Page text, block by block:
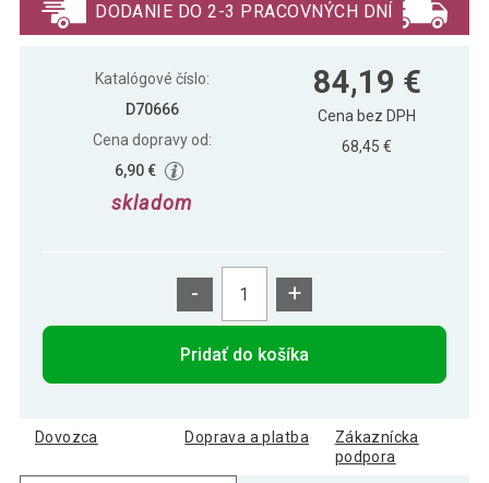
DODANIE DO 2-3 PRACOVNÝCH DNÍ
Katalógové číslo:
D70666
Cena dopravy od:
6,90 €
skladom
84,19 €
Cena bez DPH
68,45 €
- +
Pridať do košíka
Dovozca Doprava a platba
Zákaznícka
podpora